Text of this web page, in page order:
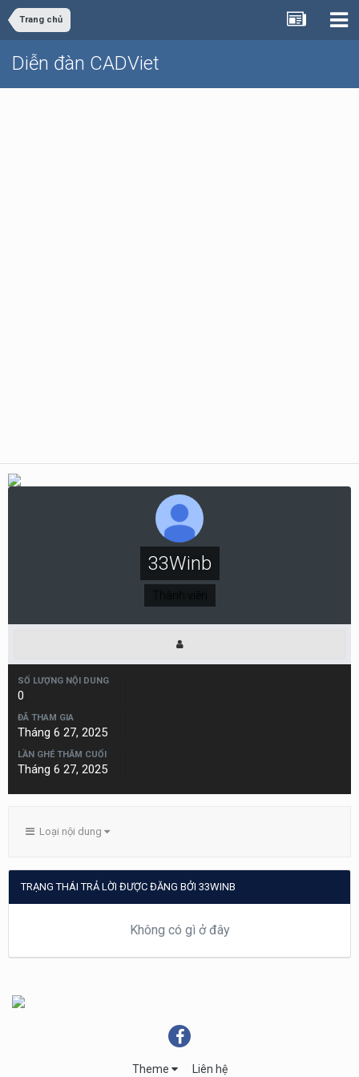
Trang chủ
Diễn đàn CADViet
33Winb
Thành viên
SỐ LƯỢNG NỘI DUNG
0
ĐÃ THAM GIA
Tháng 6 27, 2025
LẦN GHÉ THĂM CUỐI
Tháng 6 27, 2025
Loại nội dung
TRẠNG THÁI TRẢ LỜI ĐƯỢC ĐĂNG BỞI 33WINB
Không có gì ở đây
Theme Liên hệ